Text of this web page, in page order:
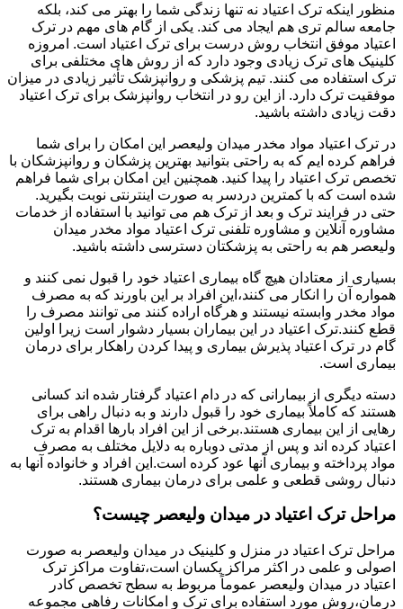
منظور اینکه ترک اعتیاد نه تنها زندگی شما را بهتر می کند، بلکه
جامعه سالم تری هم ایجاد می کند. یکی از گام های مهم در ترک
اعتیاد موفق انتخاب روش درست برای ترک اعتیاد است. امروزه
کلینیک های ترک زیادی وجود دارد که از روش های مختلفی برای
ترک استفاده می کنند. تیم پزشکی و روانپزشک تأثیر زیادی در میزان
موفقیت ترک دارد. از این رو در انتخاب روانپزشک برای ترک اعتیاد
دقت زیادی داشته باشید.
در ترک اعتیاد مواد مخدر میدان ولیعصر این امکان را برای شما
فراهم کرده ایم که به راحتی بتوانید بهترین پزشکان و روانپزشکان با
تخصص ترک اعتیاد را پیدا کنید. همچنین این امکان برای شما فراهم
شده است که با کمترین دردسر به صورت اینترنتی نوبت بگیرید.
حتی در فرایند ترک و بعد از ترک هم می توانید با استفاده از خدمات
مشاوره آنلاین و مشاوره تلفنی ترک اعتیاد مواد مخدر میدان
ولیعصر هم به راحتی به پزشکتان دسترسی داشته باشید.
بسیاری از معتادان هیچ گاه بیماری اعتیاد خود را قبول نمی کنند و
همواره آن را انکار می کنند،این افراد بر این باورند که به مصرف
مواد مخدر وابسته نیستند و هرگاه اراده کنند می توانند مصرف را
قطع کنند.ترک اعتیاد در این بیماران بسیار دشوار است زیرا اولین
گام در ترک اعتیاد پذیرش بیماری و پیدا کردن راهکار برای درمان
بیماری است.
دسته دیگری از بیمارانی که در دام اعتیاد گرفتار شده اند کسانی
هستند که کاملاً بیماری خود را قبول دارند و به دنبال راهی برای
رهایی از این بیماری هستند.برخی از این افراد بارها اقدام به ترک
اعتیاد کرده اند و پس از مدتی دوباره به دلایل مختلف به مصرف
مواد پرداخته و بیماری آنها عود کرده است.این افراد و خانواده آنها به
دنبال روشی قطعی و علمی برای درمان بیماری هستند.
مراحل ترک اعتیاد در میدان ولیعصر چیست؟
مراحل ترک اعتیاد در منزل و کلینیک در میدان ولیعصر به صورت
اصولی و علمی در اکثر مراکز یکسان است،تفاوت مراکز ترک
اعتیاد در میدان ولیعصر عموماً مربوط به سطح تخصص کادر
درمان،روش مورد استفاده برای ترک و امکانات رفاهی مجموعه